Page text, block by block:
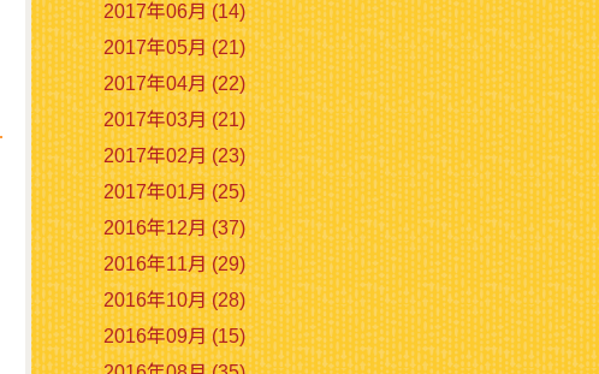
2017年06月 (14)
2017年05月 (21)
2017年04月 (22)
2017年03月 (21)
2017年02月 (23)
2017年01月 (25)
2016年12月 (37)
2016年11月 (29)
2016年10月 (28)
2016年09月 (15)